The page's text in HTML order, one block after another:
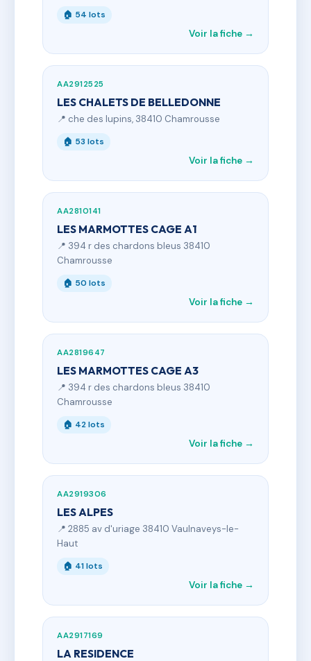
🏠 54 lots
Voir la fiche →
AA2912525
LES CHALETS DE BELLEDONNE
📍 che des lupins, 38410 Chamrousse
🏠 53 lots
Voir la fiche →
AA2810141
LES MARMOTTES CAGE A1
📍 394 r des chardons bleus 38410
Chamrousse
🏠 50 lots
Voir la fiche →
AA2819647
LES MARMOTTES CAGE A3
📍 394 r des chardons bleus 38410
Chamrousse
🏠 42 lots
Voir la fiche →
AA2919306
LES ALPES
📍 2885 av d'uriage 38410 Vaulnaveys-le-
Haut
🏠 41 lots
Voir la fiche →
AA2917169
LA RESIDENCE